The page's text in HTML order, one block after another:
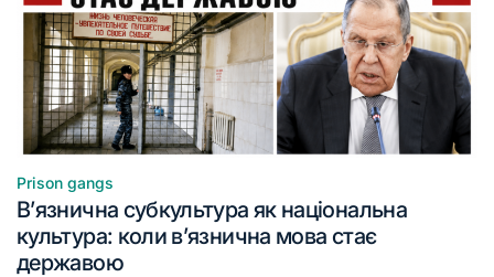
Prison gangs
В’язнична субкультура як національна
культура: коли в’язнична мова стає
державою